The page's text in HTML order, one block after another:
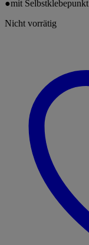
●mit Selbstklebepunkt
Nicht vorrätig